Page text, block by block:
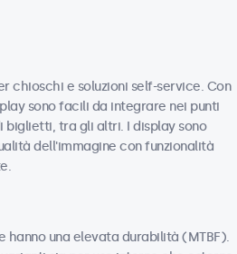
chioschi e soluzioni self-service. Con
sono facili da integrare nei punti
tra gli altri. I display sono
dell'immagine con funzionalità
una elevata durabilità (MTBF).